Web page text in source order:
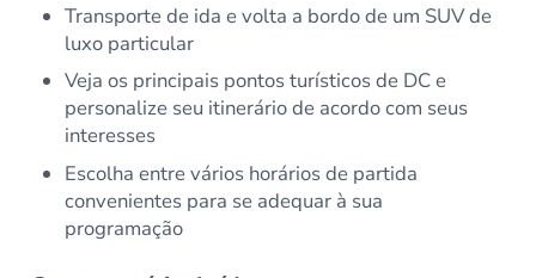
Transporte de ida e volta a bordo de um SUV de
luxo particular
Veja os principais pontos turísticos de DC e
personalize seu itinerário de acordo com seus
interesses
Escolha entre vários horários de partida
convenientes para se adequar à sua
programação